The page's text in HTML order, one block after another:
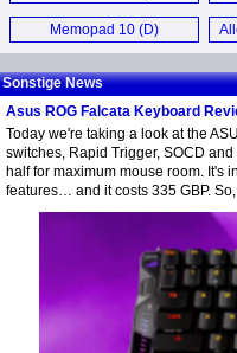
Laptop (E)
Memopad 10 (D)
Sonstige News
Asus ROG Falcata Keyboard
Today we're taking a look at the
switches, Rapid Trigger, SOCD
half for maximum mouse room. It's
features… and it costs 335 GBP.